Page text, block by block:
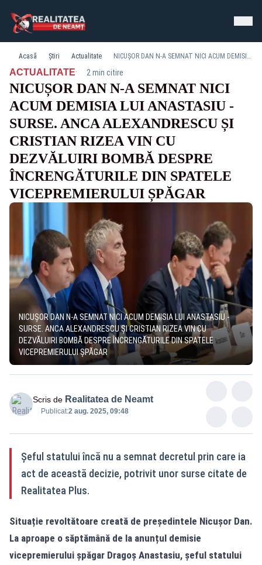
Acasă Știri Actualitate NICUȘOR DAN N-A SEMNAT NICI ACUM DEMISIA LUI ANASTASIU - SURSE. ANCA ALEXANDRESCU ȘI CRISTIAN RIZEA VIN CU DEZVĂLUIRI BOMBĂ DESPRE ÎNCRENGĂTURILE DIN SPATELE VICEPREMIERULUI ȘPĂGAR
ACTUALITATE· 2 min citire
NICUȘOR DAN N-A SEMNAT NICI
ACUM DEMISIA LUI ANASTASIU -
SURSE. ANCA ALEXANDRESCU ȘI
CRISTIAN RIZEA VIN CU
DEZVĂLUIRI BOMBĂ DESPRE
ÎNCRENGĂTURILE DIN SPATELE
VICEPREMIERULUI ȘPĂGAR
NICUȘOR DAN N-A SEMNAT NICI ACUM DEMISIA LUI ANASTASIU -
SURSE. ANCA ALEXANDRESCU ȘI CRISTIAN RIZEA VIN CU
DEZVĂLUIRI BOMBĂ DESPRE ÎNCRENGĂTURILE DIN SPATELE
VICEPREMIERULUI ȘPĂGAR
Scris de Realitatea de Neamt
Publicat:2 aug. 2025, 09:48
Șeful statului încă nu a semnat decretul prin care ia
act de această decizie, potrivit unor surse citate de
Realitatea Plus.
Situație revoltătoare creată de președintele Nicușor Dan.
La aproape o săptămână de la anunțul demisie
vicepremierului șpăgar Dragoș Anastasiu, șeful statului